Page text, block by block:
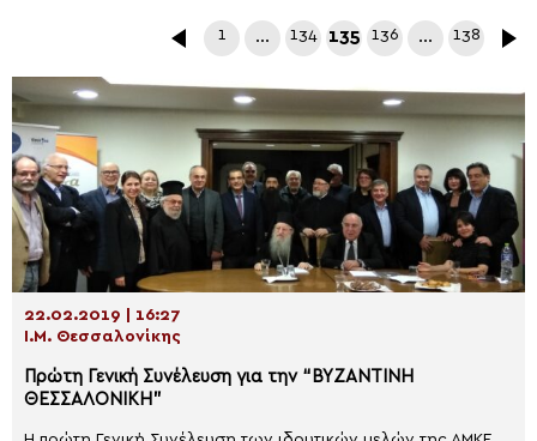
1 … 134 135 136 … 138
22.02.2019 | 16:27
Ι.Μ. Θεσσαλονίκης
Πρώτη Γενική Συνέλευση για την “ΒΥΖΑΝΤΙΝΗ
ΘΕΣΣΑΛΟΝΙΚΗ”